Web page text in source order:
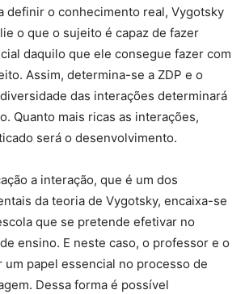
definir o conhecimento real, Vygotsky
o que o sujeito é capaz de fazer
daquilo que ele consegue fazer com
Assim, determina-se a ZDP e o
das interações determinará
Quanto mais ricas as interações,
será o desenvolvimento.
a interação, que é um dos
da teoria de Vygotsky, encaixa-se
que se pretende efetivar no
ensino. E neste caso, o professor e o
um papel essencial no processo de
Dessa forma é possível